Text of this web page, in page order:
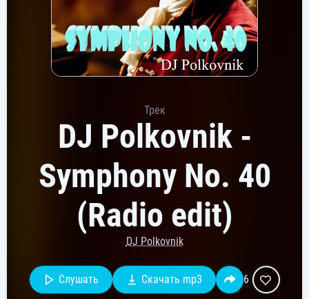
Трек
DJ Polkovnik -
Symphony No. 40
(Radio edit)
DJ Polkovnik
Слушать Скачать mp3 6